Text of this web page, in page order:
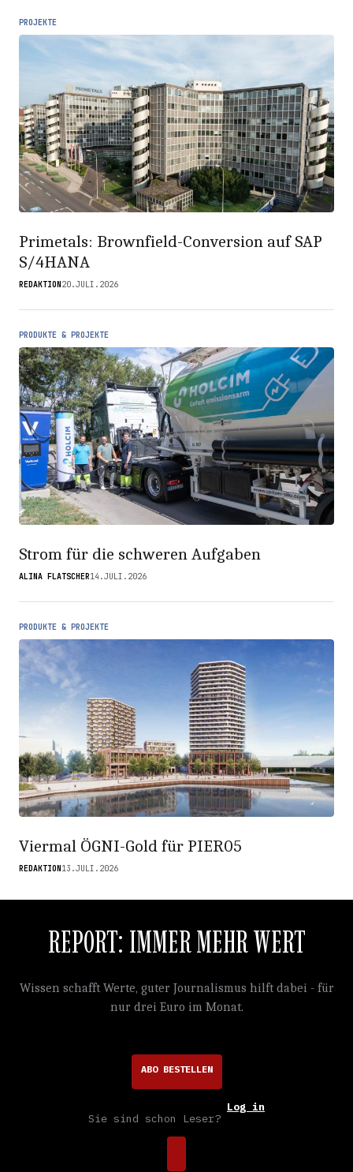
PROJEKTE
Primetals: Brownfield-Conversion auf SAP
S/4HANA
REDAKTION 20.JULI.2026
PRODUKTE & PROJEKTE
Strom für die schweren Aufgaben
ALINA FLATSCHER14.JULI.2026
PRODUKTE & PROJEKTE
Viermal ÖGNI-Gold für PIER05
REDAKTION 13.JULI.2026
REPORT: IMMER MEHR WERT
Wissen schafft Werte, guter Journalismus hilft dabei - für
nur drei Euro im Monat.
ABO BESTELLEN
Sie sind schon Leser?
Log in